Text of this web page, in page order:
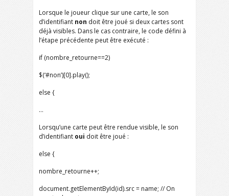
Lorsque le joueur clique sur une carte, le son
d’identifiant non doit être joué si deux cartes sont
déjà visibles. Dans le cas contraire, le code défini à
l’étape précédente peut être exécuté :
if (nombre_retourne==2)
$(‘#non’)[0].play();
else {
…
Lorsqu’une carte peut être rendue visible, le son
d’identifiant oui doit être joué :
else {
nombre_retourne++;
document.getElementById(id).src = name; // On